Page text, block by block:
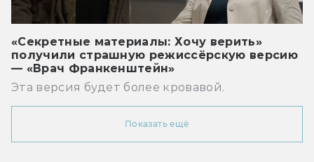
«Секретные материалы: Хочу верить»
получили страшную режиссёрскую версию
— «Врач Франкенштейн»
Эта версия будет более кровавой.
Показать ещё